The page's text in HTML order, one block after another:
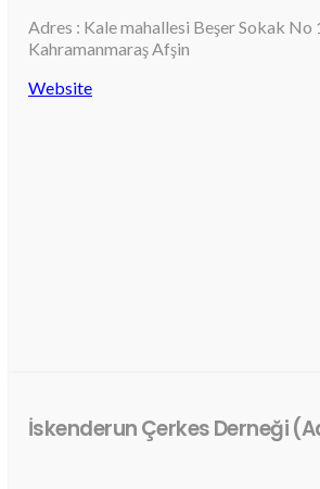
Adres : Kale mahallesi Beşer Sokak No
Kahramanmaraş Afşin
Website
İskenderun Çerkes Derneği